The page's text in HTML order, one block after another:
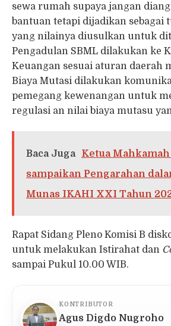
sewa rumah supaya jangan
bantuan tetapi dijadikan sebagai
yang nilainya diusulkan untuk
Pengadulan SBML dilakukan ke
Keuangan sesuai aturan daerah
Biaya Mutasi dilakukan
pemegang kewenangan untuk
regulasi an nilai biaya mutasu
Baca Juga
Ketua
sampaikan Pengarahan
Munas IKAHI XXI Tahun
Rapat Sidang Pleno Komisi B
untuk melakukan Istirahat dan
sampai Pukul 10.00 WIB.
KONTRIBUTOR
Agus Digdo Nugroho